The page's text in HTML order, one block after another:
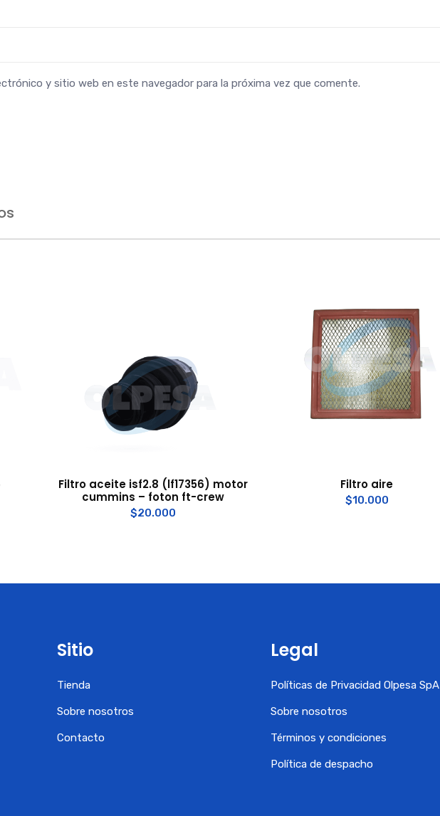
y sitio web en este navegador para la próxima vez que comente.
Filtro aceite isf2.8 (lf17356) motor
cummins – foton ft-crew
$20.000
Filtro aire
$10.000
Sitio
Tienda
Sobre nosotros
Contacto
Legal
Políticas de Privacidad Olpesa SpA
Sobre nosotros
Términos y condiciones
Política de despacho